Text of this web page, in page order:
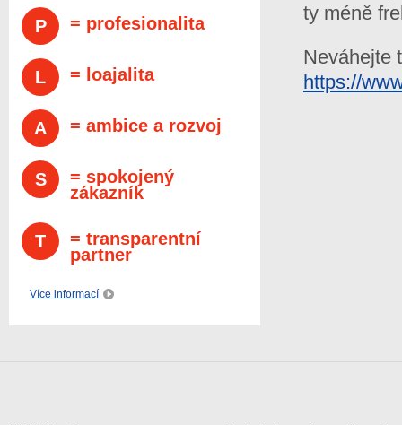
ty méně
Neváhejte
https://
P = profesionalita
L = loajalita
A = ambice a rozvoj
S
= spokojený
zákazník
T
= transparentní
partner
Více informací